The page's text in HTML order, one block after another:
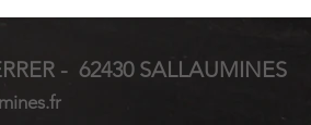
- 62430 SALLAUMINES